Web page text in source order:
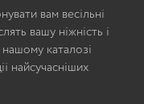
вам весільні
вашу ніжність і
каталозі
найсучасніших